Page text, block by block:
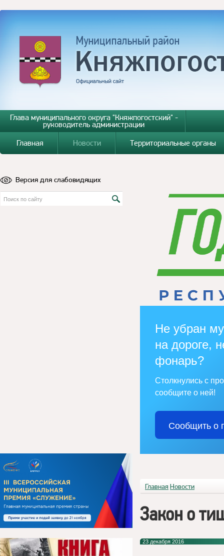
Глава муниципального округа "Княжпогостский" -
руководитель администрации
Главная
Новости Территориальные органы
Версия для слабовидящих
Не убран
на дороге,
фонарь?
Столкнулись с
сообщите о ней!
Сообщить о
Главная Новости
Закон о
23 декабря 2016